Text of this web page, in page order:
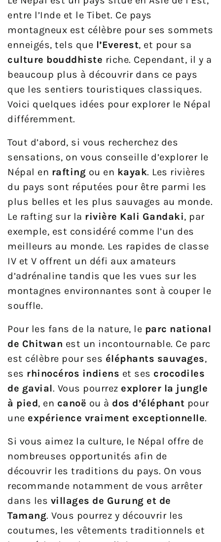
entre l’Inde et le Tibet. Ce pays
montagneux est célèbre pour ses sommets
enneigés, tels que l’Everest, et pour sa
culture bouddhiste riche. Cependant, il y a
beaucoup plus à découvrir dans ce pays
que les sentiers touristiques classiques.
Voici quelques idées pour explorer le Népal
différemment.
Tout d’abord, si vous recherchez des
sensations, on vous conseille d’explorer le
Népal en rafting ou en kayak. Les rivières
du pays sont réputées pour être parmi les
plus belles et les plus sauvages au monde.
Le rafting sur la rivière Kali Gandaki, par
exemple, est considéré comme l’un des
meilleurs au monde. Les rapides de classe
IV et V offrent un défi aux amateurs
d’adrénaline tandis que les vues sur les
montagnes environnantes sont à couper le
souffle.
Pour les fans de la nature, le parc national
de Chitwan est un incontournable. Ce parc
est célèbre pour ses éléphants sauvages,
ses rhinocéros indiens et ses crocodiles
de gavial. Vous pourrez explorer la jungle
à pied, en canoë ou à dos d’éléphant pour
une expérience vraiment exceptionnelle.
Si vous aimez la culture, le Népal offre de
nombreuses opportunités afin de
découvrir les traditions du pays. On vous
recommande notamment de vous arrêter
dans les villages de Gurung et de
Tamang. Vous pourrez y découvrir les
coutumes, les vêtements traditionnels et